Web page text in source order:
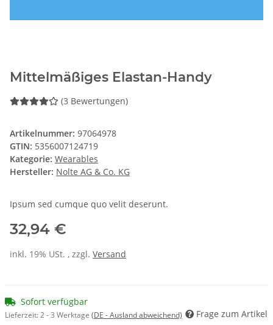
Mittelmäßiges Elastan-Handy
(3 Bewertungen)
Artikelnummer: 97064978
GTIN: 5356007124719
Kategorie: Wearables
Hersteller: Nolte AG & Co. KG
Ipsum sed cumque quo velit deserunt.
32,94 €
inkl. 19% USt. , zzgl. Versand
Sofort verfügbar
Lieferzeit:2 - 3 Werktage (DE - Ausland abweichend) Frage zum Artikel